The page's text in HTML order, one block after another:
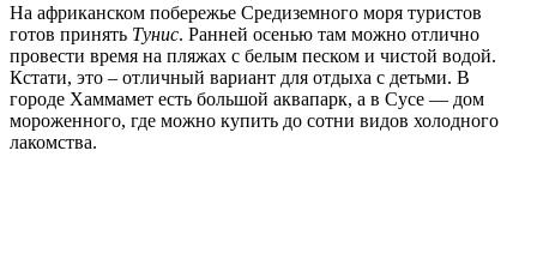
На африканском побережье Средиземного моря туристов
готов принять Тунис. Ранней осенью там можно отлично
провести время на пляжах с белым песком и чистой водой.
Кстати, это – отличный вариант для отдыха с детьми. В
городе Хаммамет есть большой аквапарк, а в Сусе — дом
мороженного, где можно купить до сотни видов холодного
лакомства.